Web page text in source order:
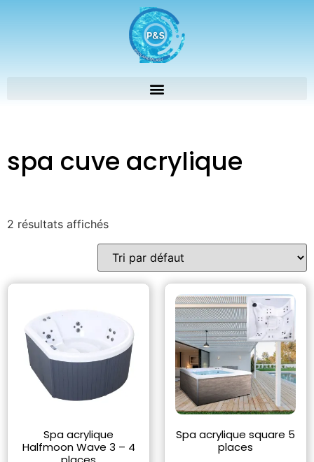
spa cuve acrylique
2 résultats affichés
Spa acrylique
Halfmoon Wave 3 – 4
Spa acrylique square 5
places